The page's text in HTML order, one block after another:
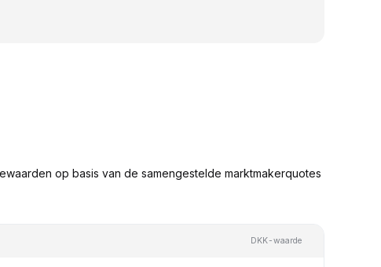
op basis van de samengestelde marktmakerquotes
DKK-waarde